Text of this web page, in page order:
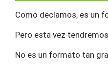
Como decíamos, es un
Pero esta vez
No es un formato tan